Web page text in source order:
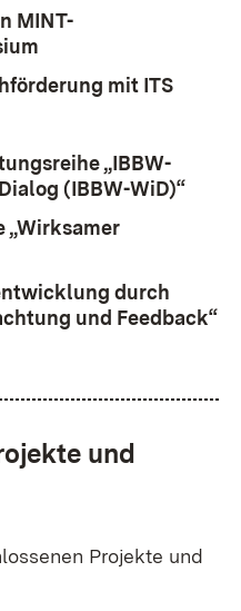
MINT-
mit ITS
„IBBW-
(IBBW-WiD)“
„Wirksamer
durch
und Feedback“
und
Projekte und